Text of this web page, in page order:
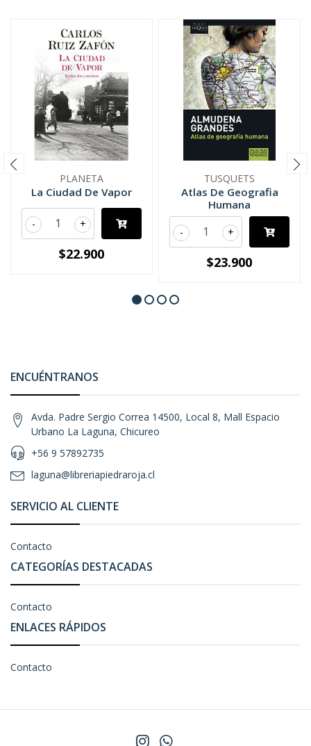
PLANETA
La Ciudad De Vapor
+
-
$22.900
TUSQUETS
Atlas De Geografia
Humana
+
-
$23.900
ENCUÉNTRANOS
Avda. Padre Sergio Correa 14500, Local 8, Mall Espacio
Urbano La Laguna, Chicureo
+56 9 57892735
laguna@libreriapiedraroja.cl
SERVICIO AL CLIENTE
Contacto
CATEGORÍAS DESTACADAS
Contacto
ENLACES RÁPIDOS
Contacto